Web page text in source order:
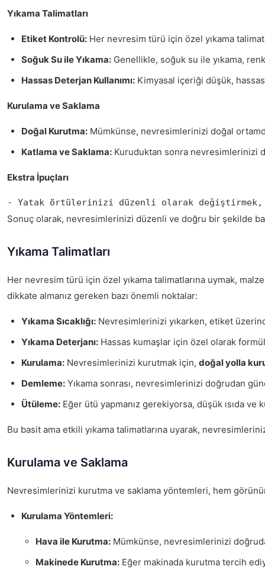
Yıkama Talimatları
Etiket Kontrolü: Her nevresim türü için özel yıkama
Soğuk Su ile Yıkama: Genellikle, soğuk su ile yıkama,
Hassas Deterjan Kullanımı: Kimyasal içeriği düşük,
Kurulama ve Saklama
Doğal Kurutma: Mümkünse, nevresimlerinizi doğal
Katlama ve Saklama: Kuruduktan sonra nevresimlerinizi
Ekstra İpuçları
- Yatak örtülerinizi düzenli olarak değiştirmek,
Sonuç olarak, nevresimlerinizi düzenli ve doğru bir şekilde
Yıkama Talimatları
Her nevresim türü için özel yıkama talimatlarına uymak,
dikkate almanız gereken bazı önemli noktalar:
Yıkama Sıcaklığı: Nevresimlerinizi yıkarken, etiket
Yıkama Deterjanı: Hassas kumaşlar için özel olarak
Kurulama: Nevresimlerinizi kurutmak için, doğal yolla
Demleme: Yıkama sonrası, nevresimlerinizi doğrudan
Ütüleme: Eğer ütü yapmanız gerekiyorsa, düşük ısıda
Bu basit ama etkili yıkama talimatlarına uyarak,
Kurulama ve Saklama
Nevresimlerinizi kurutma ve saklama yöntemleri, hem
Kurulama Yöntemleri:
Hava ile Kurutma: Mümkünse, nevresimlerinizi
Makinede Kurutma: Eğer makinada kurutma tercih